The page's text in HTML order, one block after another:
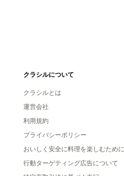
クラシルについて
クラシルとは
運営会社
利用規約
プライバシーポリシー
おいしく安全に料理を楽しむために
行動ターゲティング広告について